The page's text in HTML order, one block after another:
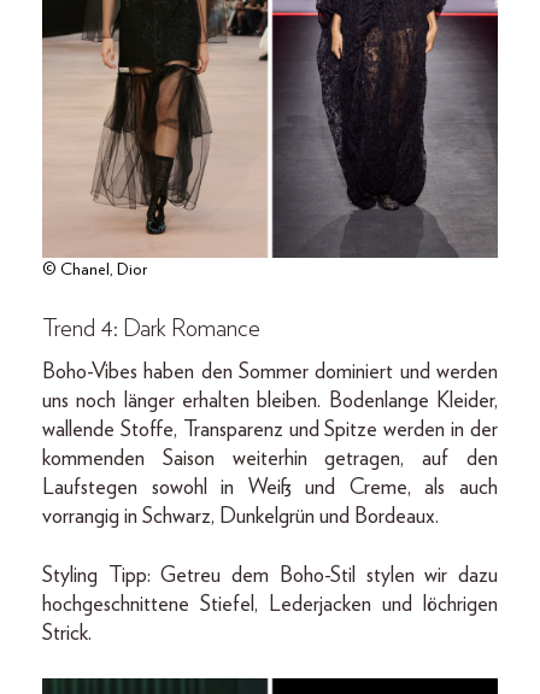
© Chanel, Dior
Trend 4: Dark Romance
Boho-Vibes haben den Sommer dominiert und werden
uns noch länger erhalten bleiben. Bodenlange Kleider,
wallende Stoffe, Transparenz und Spitze werden in der
kommenden Saison weiterhin getragen, auf den
Laufstegen sowohl in Weiß und Creme, als auch
vorrangig in Schwarz, Dunkelgrün und Bordeaux.
Styling Tipp: Getreu dem Boho-Stil stylen wir dazu
hochgeschnittene Stiefel, Lederjacken und löchrigen
Strick.